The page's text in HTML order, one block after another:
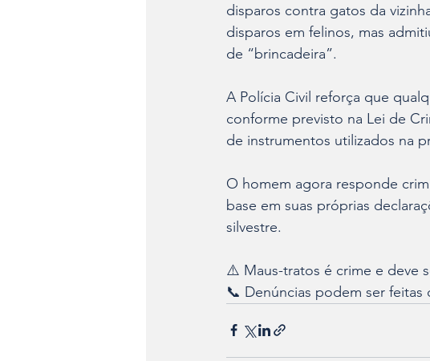
disparos contra gatos da
disparos em felinos, mas
de “brincadeira”.
A Polícia Civil reforça que
conforme previsto na Lei de
de instrumentos utilizados na
O homem agora responde
base em suas próprias
silvestre.
⚠️ Maus-tratos é crime e deve
📞 Denúncias podem ser